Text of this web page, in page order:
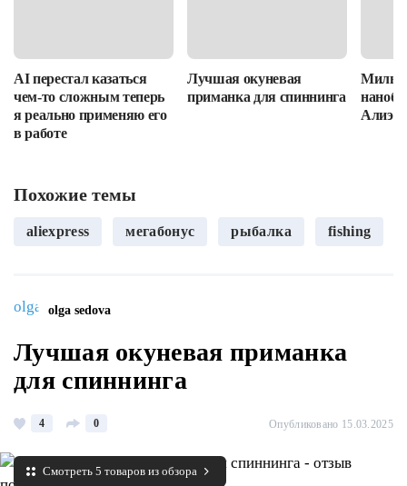
AI перестал казаться
чем-то сложным теперь
я реально применяю его
в работе
Лучшая окуневая
приманка для спиннинга
Милые
Похожие темы
aliexpress мегабонус рыбалка fishing
olga sedova
Лучшая окуневая приманка
для спиннинга
4 0 Опубликовано 15.03.2025
Смотреть 5 товаров из обзора